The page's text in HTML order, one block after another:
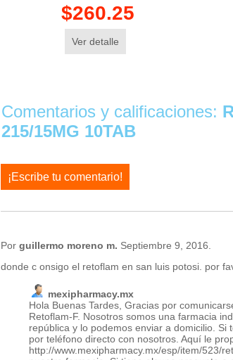
$260.25
Ver detalle
Comentarios y calificaciones:
215/15MG 10TAB
¡Escribe tu comentario!
Porguillermo moreno m. Septiembre 9, 2016.
donde c onsigo el retoflam en san luis potosi. por
mexipharmacy.mx
Hola Buenas Tardes, Gracias por
Retoflam-F. Nosotros somos una farmacia
república y lo podemos enviar a domicilio.
por teléfono directo con nosotros. Aquí le
http://www.mexipharmacy.mx/esp/item/523/